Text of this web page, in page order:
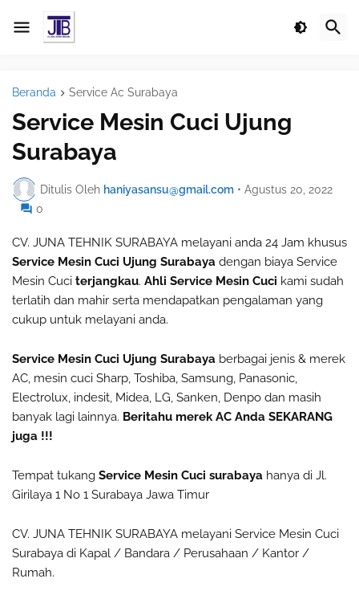
Beranda Service Ac Surabaya
Service Mesin Cuci Ujung
Surabaya
Ditulis Oleh haniyasansu@gmail.com • Agustus 20, 2022
0
CV. JUNA TEHNIK SURABAYA melayani anda 24 Jam khusus
Service Mesin Cuci Ujung Surabaya dengan biaya Service
Mesin Cuci terjangkau. Ahli Service Mesin Cuci kami sudah
terlatih dan mahir serta mendapatkan pengalaman yang
cukup untuk melayani anda.
Service Mesin Cuci Ujung Surabaya berbagai jenis & merek
AC, mesin cuci Sharp, Toshiba, Samsung, Panasonic,
Electrolux, indesit, Midea, LG, Sanken, Denpo dan masih
banyak lagi lainnya. Beritahu merek AC Anda SEKARANG
juga !!!
Tempat tukang Service Mesin Cuci surabaya hanya di Jl.
Girilaya 1 No 1 Surabaya Jawa Timur
CV. JUNA TEHNIK SURABAYA melayani Service Mesin Cuci
Surabaya di Kapal / Bandara / Perusahaan / Kantor /
Rumah.